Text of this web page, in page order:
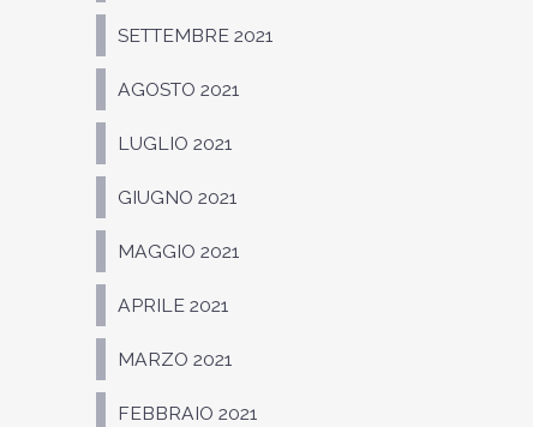
SETTEMBRE 2021
AGOSTO 2021
LUGLIO 2021
GIUGNO 2021
MAGGIO 2021
APRILE 2021
MARZO 2021
FEBBRAIO 2021